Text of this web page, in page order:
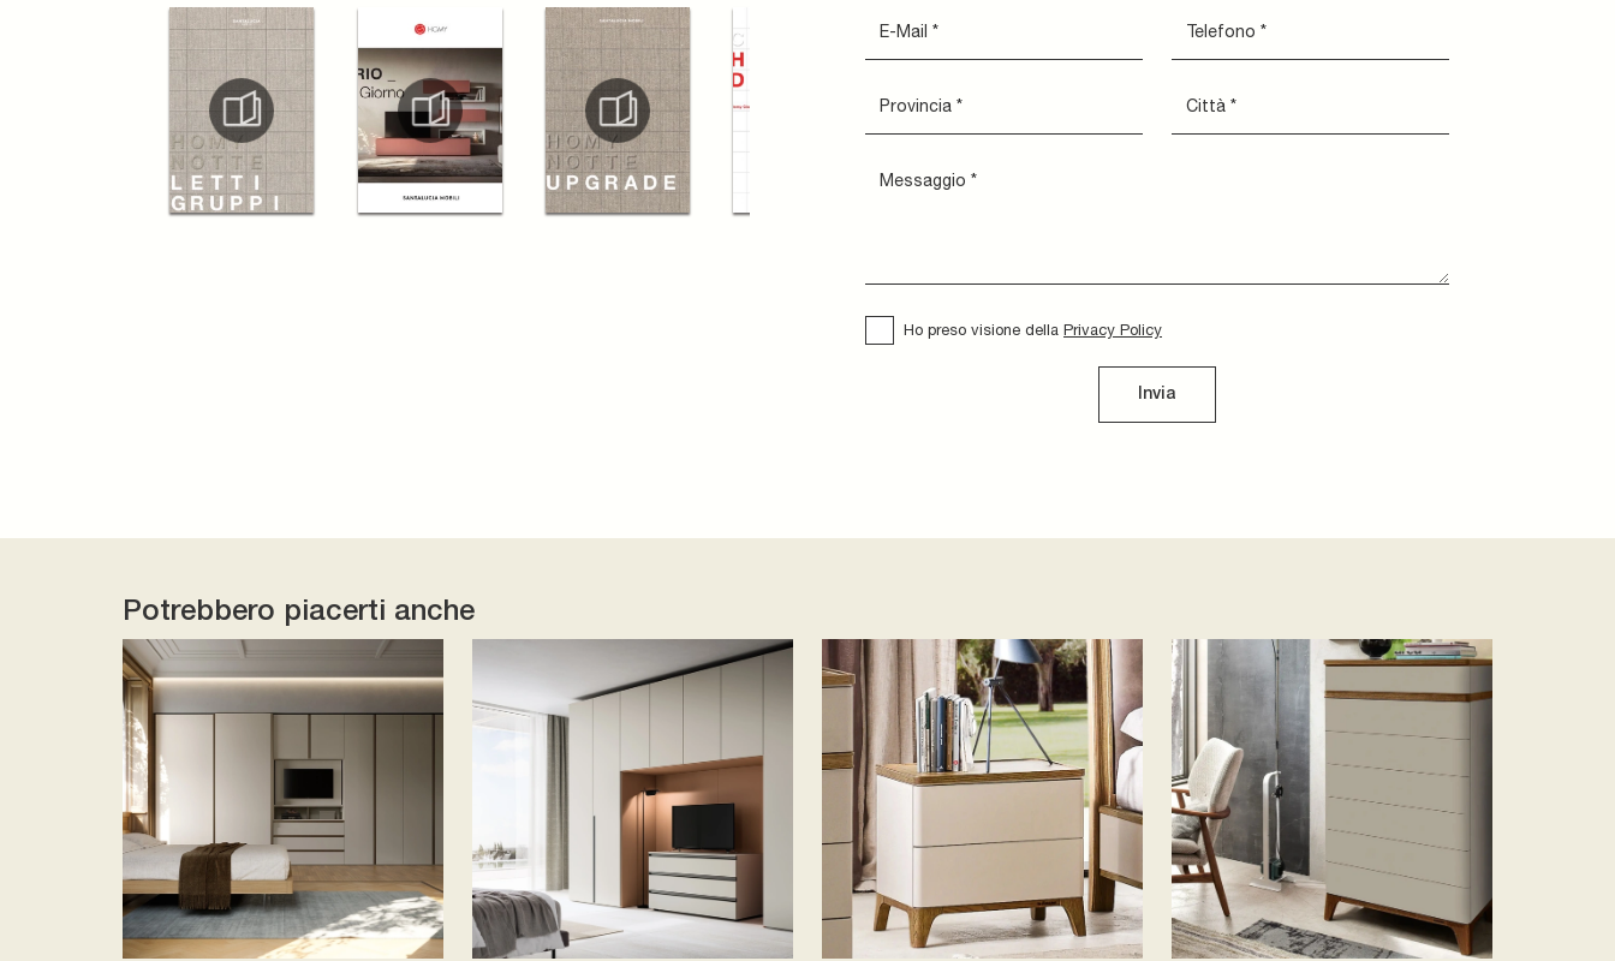
Ho preso visione della Privacy Policy
Invia
Potrebbero piacerti anche